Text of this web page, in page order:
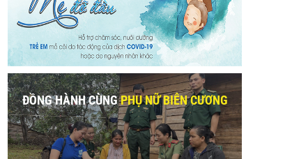
ĐỒNG HÀNH CÙNGPHỤ NỮ BIÊN CƯƠNG